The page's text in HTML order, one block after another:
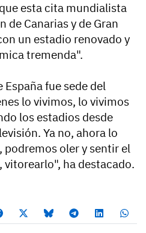
esta cita mundialista
de Canarias y de Gran
un estadio renovado y
tremenda".
fue sede del
lo vivimos, lo vivimos
los estadios desde
Ya no, ahora lo
podremos oler y sentir el
ha destacado.